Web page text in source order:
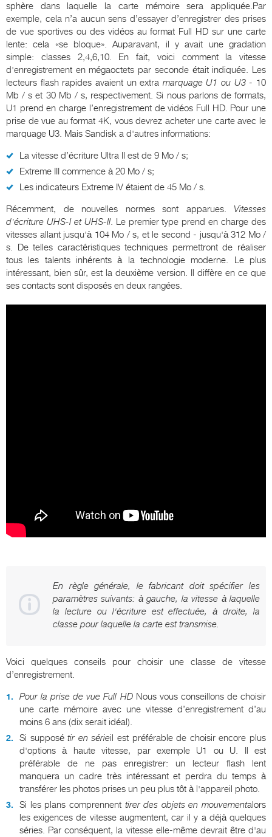
sphère dans laquelle la carte mémoire sera appliquée.Par
exemple, cela n’a aucun sens d’essayer d’enregistrer des prises
de vue sportives ou des vidéos au format Full HD sur une carte
lente: cela «se bloque». Auparavant, il y avait une gradation
simple: classes 2,4,6,10. En fait, voici comment la vitesse
d'enregistrement en mégaoctets par seconde était indiquée. Les
lecteurs flash rapides avaient un extra marquage U1 ou U3- 10
Mb / s et 30 Mb / s, respectivement. Si nous parlons de formats,
U1 prend en charge l’enregistrement de vidéos Full HD. Pour une
prise de vue au format 4K, vous devrez acheter une carte avec le
marquage U3. Mais Sandisk a d'autres informations:
La vitesse d’écriture Ultra II est de 9 Mo / s;
Extreme III commence à 20 Mo / s;
Les indicateurs Extreme IV étaient de 45 Mo / s.
Récemment, de nouvelles normes sont apparues. Vitesses
d'écriture UHS-I et UHS-II. Le premier type prend en charge des
vitesses allant jusqu'à 104 Mo / s, et le second - jusqu'à 312 Mo /
s. De telles caractéristiques techniques permettront de réaliser
tous les talents inhérents à la technologie moderne. Le plus
intéressant, bien sûr, est la deuxième version. Il diffère en ce que
ses contacts sont disposés en deux rangées.
En règle générale, le fabricant doit spécifier les
paramètres suivants: à gauche, la vitesse à laquelle
la lecture ou l'écriture est effectuée, à droite, la
classe pour laquelle la carte est transmise.
Voici quelques conseils pour choisir une classe de vitesse
d’enregistrement.
Pour la prise de vue Full HDNous vous conseillons de choisir
une carte mémoire avec une vitesse d’enregistrement d’au
moins 6 ans (dix serait idéal).
Si supposétir en sérieil est préférable de choisir encore plus
d'options à haute vitesse, par exemple U1 ou U. Il est
préférable de ne pas enregistrer: un lecteur flash lent
manquera un cadre très intéressant et perdra du temps à
transférer les photos prises un peu plus tôt à l'appareil photo.
Si les plans comprennent tirer des objets en mouvementalors
les exigences de vitesse augmentent, car il y a déjà quelques
séries. Par conséquent, la vitesse elle-même devrait être d'au